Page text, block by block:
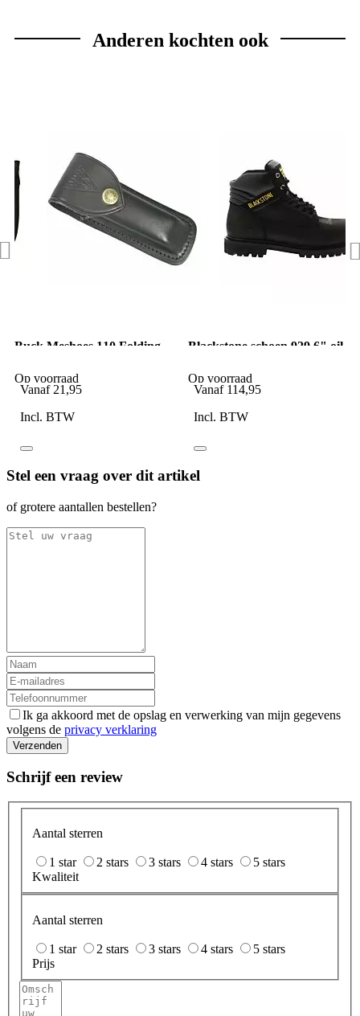
Anderen kochten ook
Buck Meshoes 110 Folding
Op voorraad
Vanaf 21,95
Incl. BTW
Blackstone schoen 929 6" oil
Op voorraad
Vanaf 114,95
Incl. BTW
Stel een vraag over dit artikel
of grotere aantallen bestellen?
Ik ga akkoord met de opslag en verwerking van mijn gegevens
volgens de privacy verklaring
Verzenden
Schrijf een review
Aantal sterren
1 star 2 stars 3 stars 4 stars
5 stars
Kwaliteit
Aantal sterren
1 star 2 stars 3 stars 4 stars
5 stars
Prijs